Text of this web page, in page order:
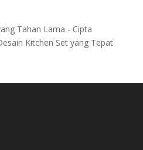
Tahan Lama - Cipta
Kitchen Set yang Tepat